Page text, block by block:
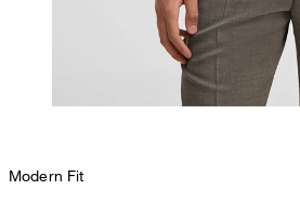
Modern Fit